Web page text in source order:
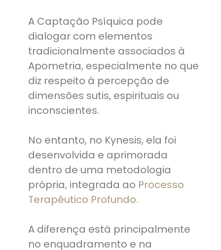
A Captação Psíquica pode
dialogar com elementos
tradicionalmente associados à
Apometria, especialmente no que
diz respeito à percepção de
dimensões sutis, espirituais ou
inconscientes.
No entanto, no Kynesis, ela foi
desenvolvida e aprimorada
dentro de uma metodologia
própria, integrada ao Processo
Terapêutico Profundo.
A diferença está principalmente
no enquadramento e na